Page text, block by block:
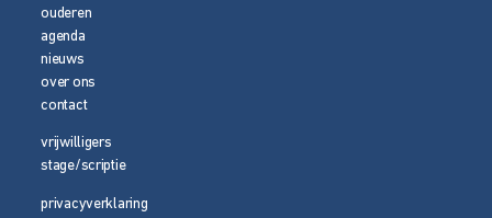
ouderen
agenda
nieuws
over ons
contact
vrijwilligers
stage/scriptie
privacyverklaring